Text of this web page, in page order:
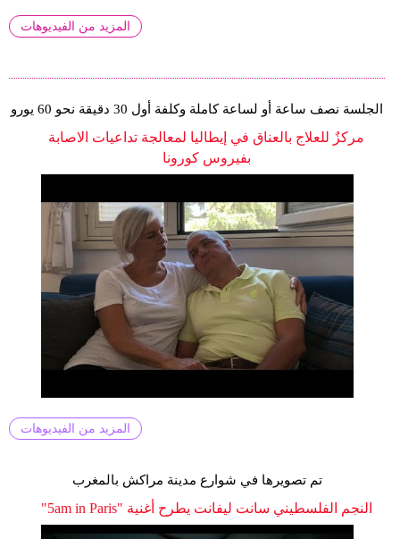
المزيد من الفيديوهات
الجلسة نصف ساعة أو لساعة كاملة وكلفة أول 30 دقيقة نحو 60 يورو
مركزٌ للعلاج بالعناق في إيطاليا لمعالجة تداعيات الاصابة
بفيروس كورونا
المزيد من الفيديوهات
تم تصويرها في شوارع مدينة مراكش بالمغرب
النجم الفلسطيني سانت ليفانت يطرح أغنية "5am in Paris"